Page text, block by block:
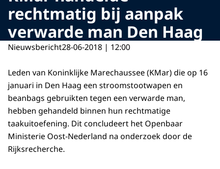
rechtmatig bij aanpak
verwarde man Den Haag
Nieuwsbericht28-06-2018 | 12:00
Leden van Koninklijke Marechaussee (KMar) die op 16
januari in Den Haag een stroomstootwapen en
beanbags gebruikten tegen een verwarde man,
hebben gehandeld binnen hun rechtmatige
taakuitoefening. Dit concludeert het Openbaar
Ministerie Oost-Nederland na onderzoek door de
Rijksrecherche.